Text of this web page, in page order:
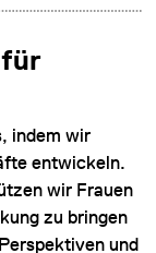
für
indem wir
entwickeln.
wir Frauen
zu bringen
und